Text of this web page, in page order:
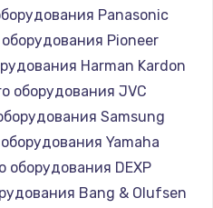
конфорки
сенсора
Panasonic
Pioneer
Harman Kardon
оборудования JVC
Samsung
Yamaha
оборудования DEXP
Bang & Olufsen